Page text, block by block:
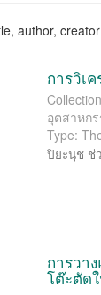
author,
การวิเ
อุตสาหก
Type:
ปิยะนุช ช่
การวา
โต๊ะตัด